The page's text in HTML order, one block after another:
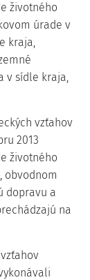
životného
úrade v
kraja,
v sídle kraja,
vzťahov
2013
životného
obvodnom
dopravu a
na